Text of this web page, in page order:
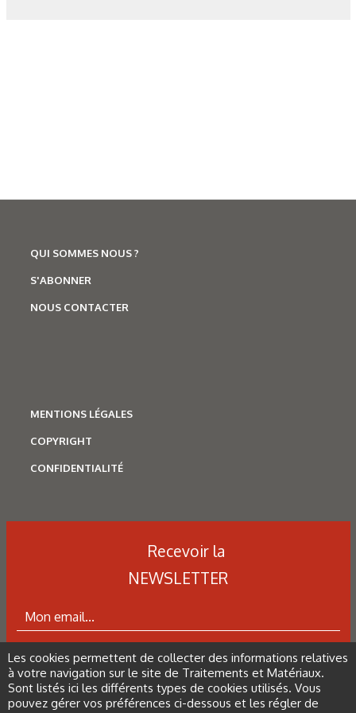
300 °C du 304L.
tableau 2 : Résultats de traction à 20°C du 304L CIC dans
tableau 4 : Résultats des essais de résilience Charpy.
figure 5 : Courant tension du 304L CIC et forgé.
figure 6 : État de surface des échantillons de 304L après
l’air à 300 °C. Comparé à la courbe moyenne de fatigue de
l’ANL pour les aciers inoxydables austénitiques et des
données sur le 304L forgé et laminé.
figure 8 : Vitesse de fissuration en fatigue à 320 °C sous air
QUI SOMMES NOUS ?
S'ABONNER
NOUS CONTACTER
MENTIONS LÉGALES
COPYRIGHT
CONFIDENTIALITÉ
Recevoir la
NEWSLETTER
ABONNEZ-VOUS À LA NEWSLETTER
Les cookies permettent de collecter des informations relatives
à votre navigation sur le site de Traitements et Matériaux.
Sont listés ici les différents types de cookies utilisés. Vous
pouvez gérer vos préférences ci-dessous et les régler de